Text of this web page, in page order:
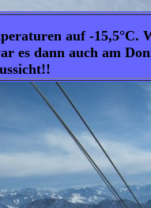
auf -
es dann auch am